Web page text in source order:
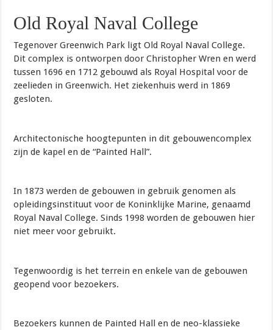
Old Royal Naval College
Tegenover Greenwich Park ligt Old Royal Naval College.
Dit complex is ontworpen door Christopher Wren en werd
tussen 1696 en 1712 gebouwd als Royal Hospital voor de
zeelieden in Greenwich. Het ziekenhuis werd in 1869
gesloten.
Architectonische hoogtepunten in dit gebouwencomplex
zijn de kapel en de “Painted Hall”.
In 1873 werden de gebouwen in gebruik genomen als
opleidingsinstituut voor de Koninklijke Marine, genaamd
Royal Naval College. Sinds 1998 worden de gebouwen hier
niet meer voor gebruikt.
Tegenwoordig is het terrein en enkele van de gebouwen
geopend voor bezoekers.
Bezoekers kunnen de Painted Hall en de neo-klassieke